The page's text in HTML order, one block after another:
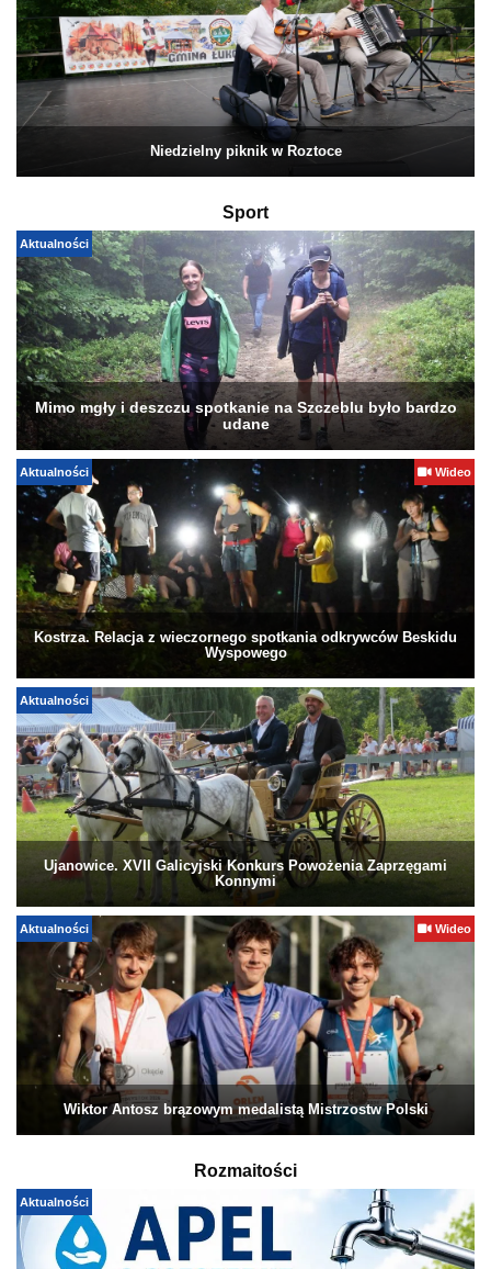
Niedzielny piknik w Roztoce
Sport
Aktualności
Mimo mgły i deszczu spotkanie na Szczeblu było bardzo
udane
Aktualności Wideo
Kostrza. Relacja z wieczornego spotkania odkrywców Beskidu
Wyspowego
Aktualności
Ujanowice. XVII Galicyjski Konkurs Powożenia Zaprzęgami
Konnymi
Aktualności Wideo
Wiktor Antosz brązowym medalistą Mistrzostw Polski
Rozmaitości
Aktualności